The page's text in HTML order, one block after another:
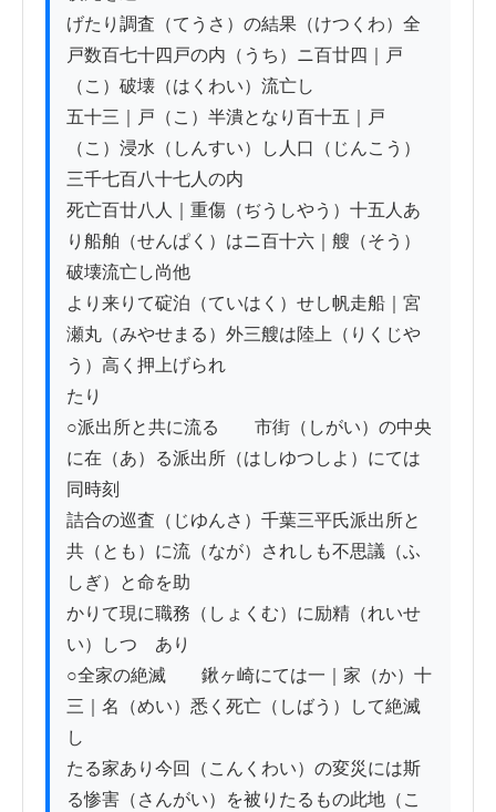
げたり調査（てうさ）の結果（けつくわ）全
戸数百七十四戸の内（うち）ニ百廿四｜戸
（こ）破壊（はくわい）流亡し
五十三｜戸（こ）半潰となり百十五｜戸
（こ）浸水（しんすい）し人口（じんこう）
三千七百八十七人の内
死亡百廿八人｜重傷（ぢうしやう）十五人あ
り船舶（せんぱく）はニ百十六｜艘（そう）
破壊流亡し尚他
より来りて碇泊（ていはく）せし帆走船｜宮
瀬丸（みやせまる）外三艘は陸上（りくじや
う）高く押上げられ
たり
○派出所と共に流る　　市街（しがい）の中央
に在（あ）る派出所（はしゆつしよ）にては
同時刻
詰合の巡査（じゆんさ）千葉三平氏派出所と
共（とも）に流（なが）されしも不思議（ふ
しぎ）と命を助
かりて現に職務（しょくむ）に励精（れいせ
い）しつゝあり
○全家の絶滅　　鍬ヶ崎にては一｜家（か）十
三｜名（めい）悉く死亡（しばう）して絶滅
し
たる家あり今回（こんくわい）の変災には斯
る惨害（さんがい）を被りたるもの此地（こ